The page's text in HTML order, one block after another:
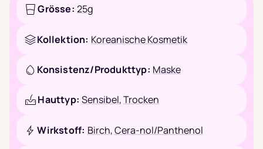
Grösse: 25g
Kollektion: Koreanische Kosmetik
Konsistenz/Produkttyp: Maske
Hauttyp:Sensibel,Trocken
Wirkstoff: Birch,Cera-nol/Panthenol